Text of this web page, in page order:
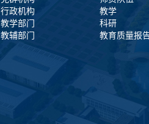
行政机构
教学部门
教辅部门
教学
科研
教育质量报